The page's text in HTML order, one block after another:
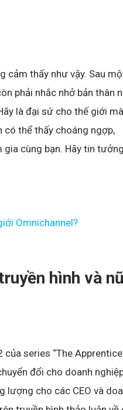
cảm thấy như vậy. Sau
phải nhắc nhở bản thân
là đại sứ cho thế giới
có thể thấy choáng ngợp,
cùng bạn. Hãy tin
Omnichannel?
hình và
series “The
đổi cho doanh
lượng cho các CEO và